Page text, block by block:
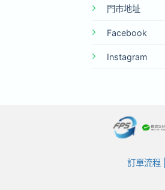
門市地址
Facebook
Instagram
訂單流程|